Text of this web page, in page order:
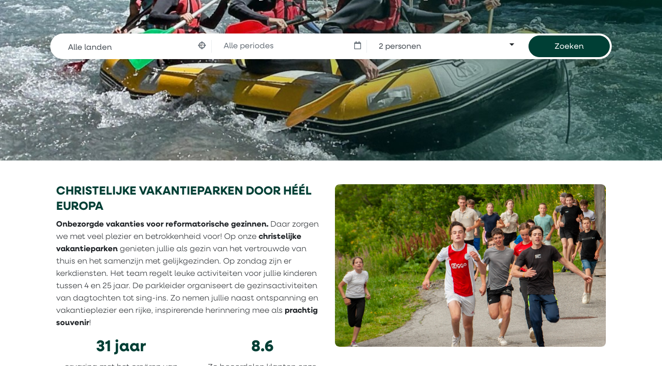
Alle landen 2 personen Zoeken
CHRISTELIJKE VAKANTIEPARKEN DOOR HÉÉL
EUROPA
Onbezorgde vakanties voor reformatorische gezinnen. Daar zorgen
we met veel plezier en betrokkenheid voor! Op onze christelijke
vakantieparken genieten jullie als gezin van het vertrouwde van
thuis en het samenzijn met gelijkgezinden. Op zondag zijn er
kerkdiensten. Het team regelt leuke activiteiten voor jullie kinderen
tussen 4 en 25 jaar. De parkleider organiseert de gezinsactiviteiten
van dagtochten tot sing-ins. Zo nemen jullie naast ontspanning en
vakantieplezier een rijke, inspirerende herinnering mee als prachtig
souvenir!
31 jaar 8.6